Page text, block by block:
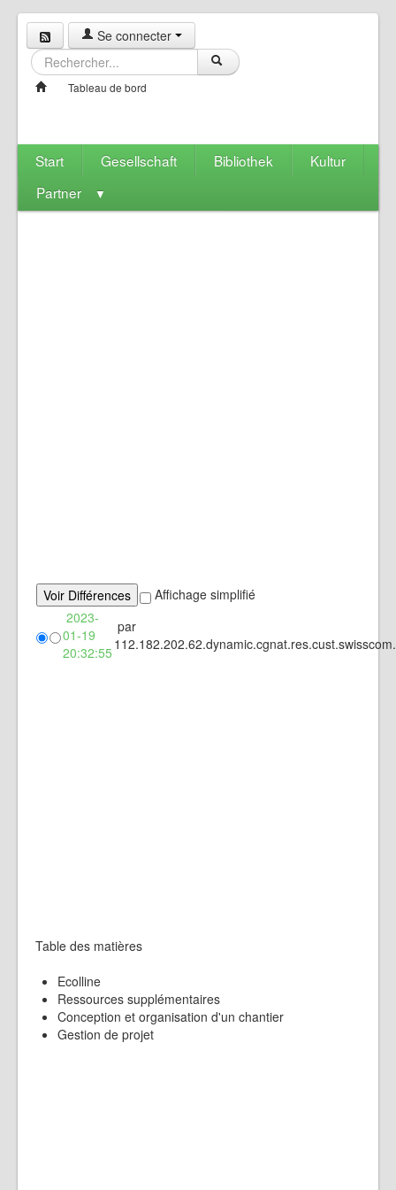
Se connecter
Tableau de bord
Start Gesellschaft Bibliothek
Kultur
Partner
▼
Affichage simplifié
2023-
01-19
20:32:55
par
Table des matières
Ecolline
Ressources supplémentaires
Conception et organisation d'un chantier
Gestion de projet